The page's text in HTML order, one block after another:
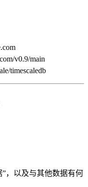
v0.9/main
timescaledb
，以及与其他数据有何